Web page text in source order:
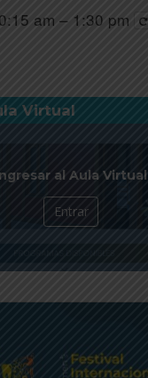
am – 1:30 pm
Virtual
al Aula Virtual
Entrar